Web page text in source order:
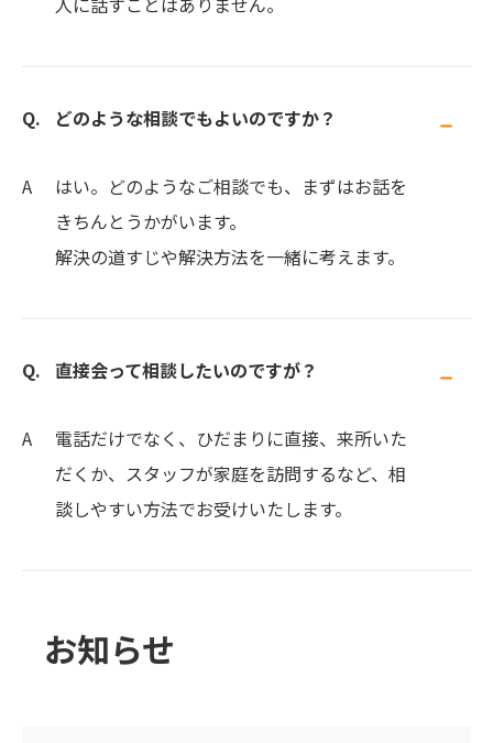
どのような相談でもよいのですか？
はい。どのようなご相談でも、まずはお話を
きちんとうかがいます。
解決の道すじや解決方法を一緒に考えます。
直接会って相談したいのですが？
電話だけでなく、ひだまりに直接、来所いた
だくか、スタッフが家庭を訪問するなど、相
談しやすい方法でお受けいたします。
お知らせ